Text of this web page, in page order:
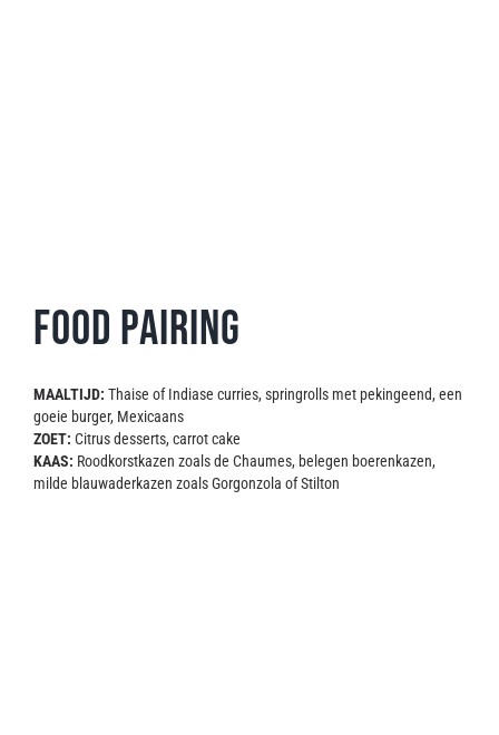
Food Pairing
MAALTIJD: Thaise of Indiase curries, springrolls met pekingeend, een
goeie burger, Mexicaans
ZOET: Citrus desserts, carrot cake
KAAS: Roodkorstkazen zoals de Chaumes, belegen boerenkazen,
milde blauwaderkazen zoals Gorgonzola of Stilton